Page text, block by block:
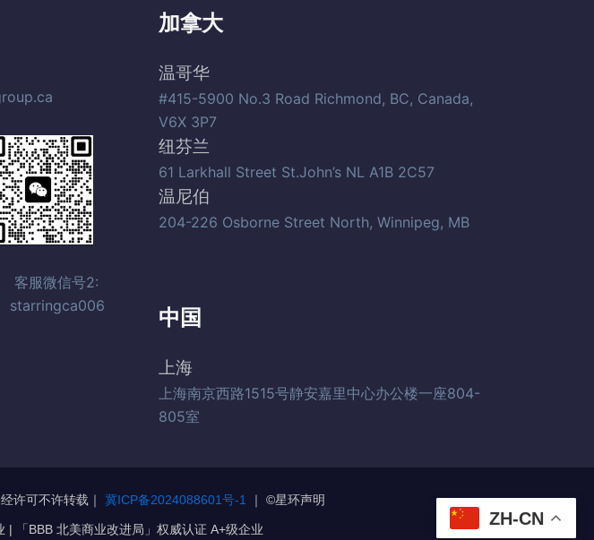
微信号2:
加拿大
温哥华
#415-5900 No.3 Road Richmond, BC, Canada,
V6X 3P7
纽芬兰
61 Larkhall Street St.John’s NL A1B 2C57
温尼伯
204-226 Osborne Street North, Winnipeg, MB
中国
上海
上海南京西路1515号静安嘉里中心办公楼一座804-
805室
许可不许转载｜ 冀ICP备2024088601号-1 ｜ ©️星环声明
| 「BBB 北美商业改进局」权威认证 A+级企业
ZH-CN